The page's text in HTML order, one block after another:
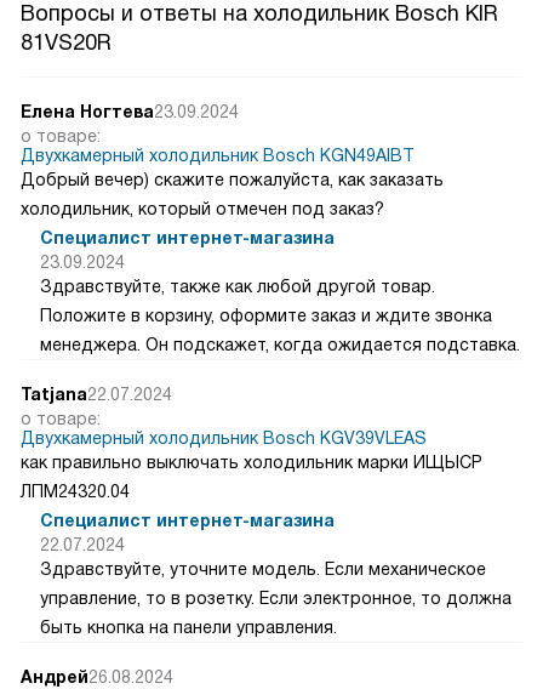
Вопросы и ответы на холодильник Bosch KIR
81VS20R
Елена Ногтева23.09.2024
о товаре:
Двухкамерный холодильник Bosch KGN49AIBT
Добрый вечер) скажите пожалуйста, как заказать
холодильник, который отмечен под заказ?
Специалист интернет-магазина
23.09.2024
Здравствуйте, также как любой другой товар.
Положите в корзину, оформите заказ и ждите звонка
менеджера. Он подскажет, когда ожидается подставка.
Tatjana22.07.2024
о товаре:
Двухкамерный холодильник Bosch KGV39VLEAS
как правильно выключать холодильник марки ИЩЫСР
ЛПМ24320.04
Специалист интернет-магазина
22.07.2024
Здравствуйте, уточните модель. Если механическое
управление, то в розетку. Если электронное, то должна
быть кнопка на панели управления.
Андрей26.08.2024